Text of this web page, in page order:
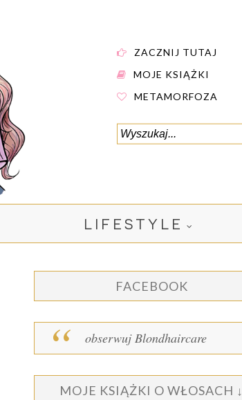
ZACZNIJ TUTAJ
MOJE KSIĄŻKI
METAMORFOZA
LIFESTYLE
FACEBOOK
obserwuj Blondhaircare
MOJE KSIĄŻKI O WŁOSACH ↓